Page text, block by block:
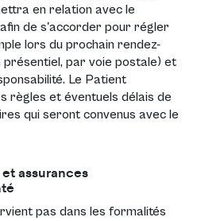
en relation avec le
de s'accorder pour régler
lors du prochain rendez-
présentiel, par voie postale) et
Le Patient
règles et éventuels délais de
qui seront convenus avec le
assurances
pas dans les formalités